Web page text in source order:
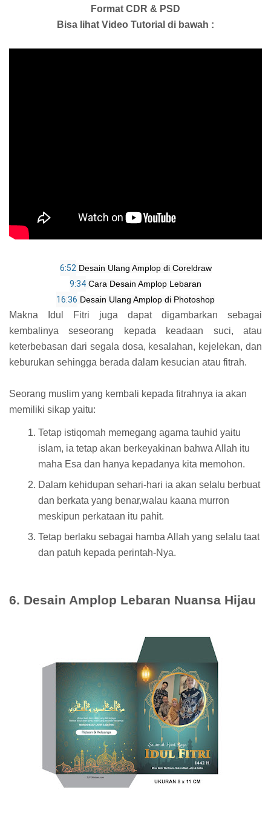
Format CDR & PSD
Bisa lihat Video Tutorial di bawah :
6:52
Desain Ulang Amplop di Coreldraw
9:34
16:36 Desain Ulang Amplop di Photoshop
Makna Idul Fitri juga dapat digambarkan sebagai
kembalinya seseorang kepada keadaan suci, atau
keterbebasan dari segala dosa, kesalahan, kejelekan, dan
keburukan sehingga berada dalam kesucian atau fitrah.
Seorang muslim yang kembali kepada fitrahnya ia akan
memiliki sikap yaitu:
Tetap istiqomah memegang agama tauhid yaitu
islam, ia tetap akan berkeyakinan bahwa Allah itu
maha Esa dan hanya kepadanya kita memohon.
Dalam kehidupan sehari-hari ia akan selalu berbuat
dan berkata yang benar,walau kaana murron
meskipun perkataan itu pahit.
Tetap berlaku sebagai hamba Allah yang selalu taat
dan patuh kepada perintah-Nya.
6. Desain Amplop Lebaran Nuansa Hijau